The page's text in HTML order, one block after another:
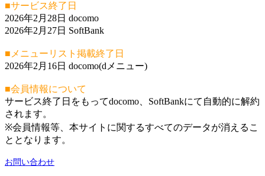
■サービス終了日
2026年2月28日 docomo
2026年2月27日 SoftBank
■メニューリスト掲載終了日
2026年2月16日 docomo(dメニュー)
■会員情報について
サービス終了日をもってdocomo、SoftBankにて自動的に解約
されます。
※会員情報等、本サイトに関するすべてのデータが消えるこ
ととなります。
お問い合わせ